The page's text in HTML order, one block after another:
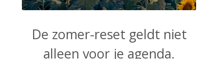
De zomer-reset geldt niet
alleen voor je agenda.